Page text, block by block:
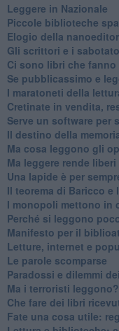
​Leggere in Nazionale
​Piccole biblioteche
​Elogio della
Gli scrittori e i
Ci sono libri che fanno
Se pubblicassimo e
I maratoneti della
Cretinate in vendita,
Serve un software per
​Il destino della
Ma cosa leggono gli
Ma leggere rende liberi
​Una lapide è per
Il teorema di Baricco e
I monopoli mettono in
​Perché si leggono
​Manifesto per il
Letture, internet e
​Le parole scomparse
​Paradossi e dilemmi
Ma i terroristi leggono?
​Che fare dei libri
​Fate una cosa utile: